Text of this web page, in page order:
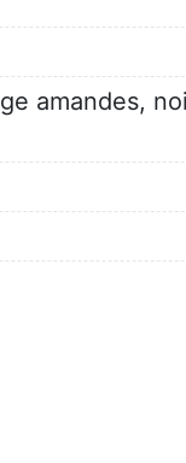
amandes,